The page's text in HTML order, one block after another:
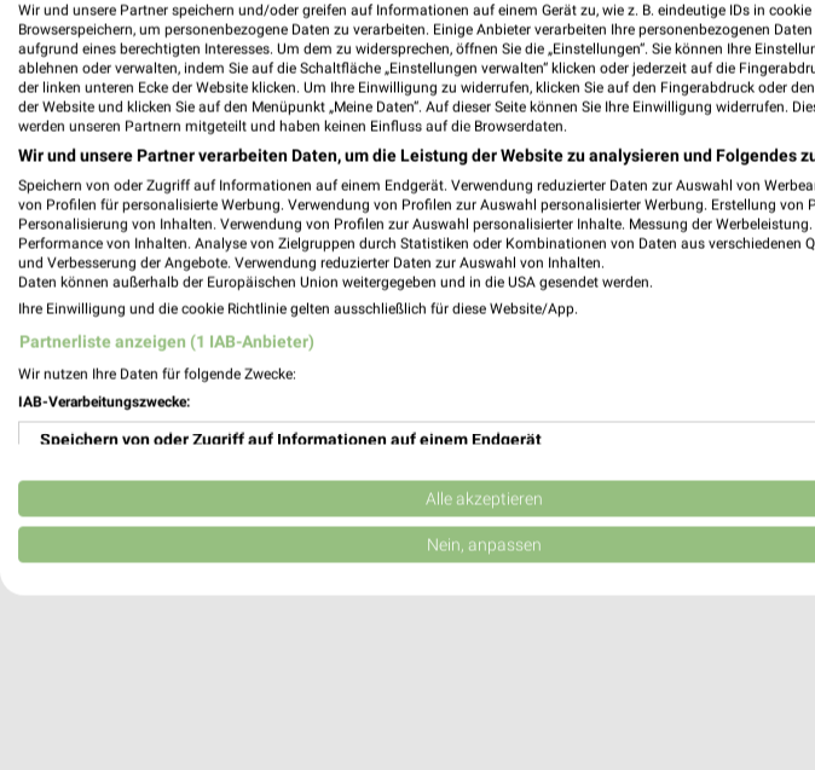
Autohaus Klaus Jüterbog
Gewerbering 2
14913 Jüterbog
Heute 09:00 - 13:00 Uhr | Geschlossen
61,12 km
A.T.U Torgau
04860 Torgau
Wir und unsere Partner speichern und/oder greifen auf Informationen auf einem Gerät zu, wie z. B. eindeutige IDs in cookie
Browserspeichern, um personenbezogene Daten zu verarbeiten. Einige Anbieter verarbeiten Ihre personenbezogenen
aufgrund eines berechtigten Interesses. Um dem zu widersprechen, öffnen Sie die „Einstellungen“. Sie können Ihre
ablehnen oder verwalten, indem Sie auf die Schaltfläche „Einstellungen verwalten“ klicken oder jederzeit auf die
der linken unteren Ecke der Website klicken. Um Ihre Einwilligung zu widerrufen, klicken Sie auf den Fingerabdruck oder
der Website und klicken Sie auf den Menüpunkt „Meine Daten“. Auf dieser Seite können Sie Ihre Einwilligung widerrufen.
werden unseren Partnern mitgeteilt und haben keinen Einfluss auf die Browserdaten.
Wir und unsere Partner verarbeiten Daten, um die Leistung der Website zu analysieren und Folgendes
Speichern von oder Zugriff auf Informationen auf einem Endgerät. Verwendung reduzierter Daten zur Auswahl von
von Profilen für personalisierte Werbung. Verwendung von Profilen zur Auswahl personalisierter Werbung. Erstellung von
Personalisierung von Inhalten. Verwendung von Profilen zur Auswahl personalisierter Inhalte. Messung der
Performance von Inhalten. Analyse von Zielgruppen durch Statistiken oder Kombinationen von Daten aus verschiedenen
und Verbesserung der Angebote. Verwendung reduzierter Daten zur Auswahl von Inhalten.
Daten können außerhalb der Europäischen Union weitergegeben und in die USA gesendet werden.
Ihre Einwilligung und die cookie Richtlinie gelten ausschließlich für diese Website/App.
Partnerliste anzeigen (1 IAB-Anbieter)
Wir nutzen Ihre Daten für folgende Zwecke:
IAB-Verarbeitungszwecke:
Speichern von oder Zugriff auf Informationen auf einem Endgerät
Verwendung reduzierter Daten zur Auswahl von Werbeanzeigen
Erstellung von Profilen für personalisierte Werbung
Alle akzeptieren
Nein, anpassen